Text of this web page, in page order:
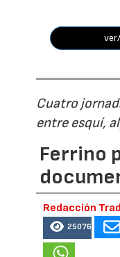
Cuatro
entre esquí,
Ferrino
Redacción
25076